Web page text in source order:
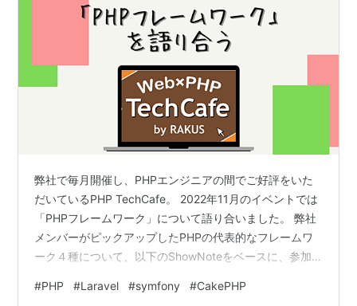
弊社で毎月開催し、PHPエンジニアの間でご好評をいた
だいているPHP TechCafe。 2022年11月のイベントでは
「PHPフレームワーク」について語り合いました。 弊社
メンバーがピックアップしたPHPの代表的なフレームワ
ーク４種について、以下のShowNoteをベースに、参加
はその内容についてレポートします。
#PHP #Laravel #symfony #CakePHP